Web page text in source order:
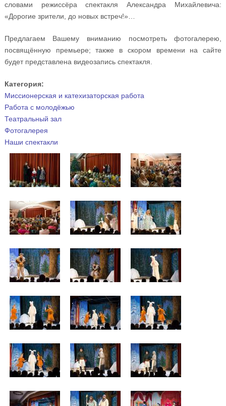
словами режиссёра спектакля Александра Михайлевича:
«Дорогие зрители, до новых встреч!»…
Предлагаем Вашему вниманию посмотреть фотогалерею,
посвящённую премьере; также в скором времени на сайте
будет представлена видеозапись спектакля.
Категория:
Миссионерская и катехизаторская работа
Работа с молодёжью
Театральный зал
Фотогалерея
Наши спектакли